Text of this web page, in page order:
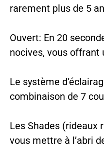
rarement plus de 5
Ouvert: En 20
nocives, vous offrant
Le système
combinaison de 7
Les Shades (rideaux
vous mettre à l’abri